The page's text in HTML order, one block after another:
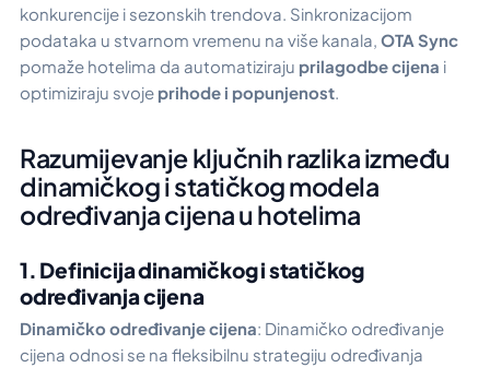
konkurencije i sezonskih trendova. Sinkronizacijom
podataka u stvarnom vremenu na više kanala, OTA Sync
pomaže hotelima da automatiziraju prilagodbe cijena i
optimiziraju svoje prihode i popunjenost.
Razumijevanje ključnih razlika između
dinamičkog i statičkog modela
određivanja cijena u hotelima
1. Definicija dinamičkog i statičkog
određivanja cijena
Dinamičko određivanje cijena: Dinamičko određivanje
cijena odnosi se na fleksibilnu strategiju određivanja